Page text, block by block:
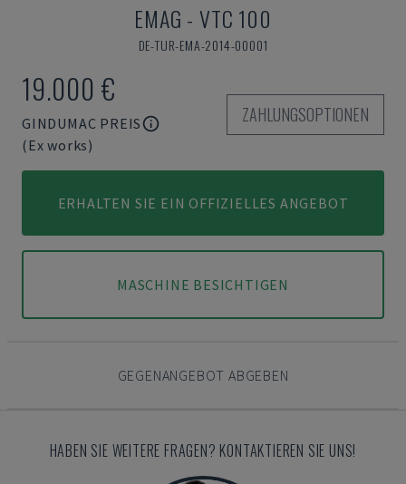
EMAG - VTC 100
DE-TUR-EMA-2014-00001
19.000 €
GINDUMAC PREIS
(Ex works)
ZAHLUNGSOPTIONEN
ERHALTEN SIE EIN OFFIZIELLES ANGEBOT
MASCHINE BESICHTIGEN
GEGENANGEBOT ABGEBEN
HABEN SIE WEITERE FRAGEN? KONTAKTIEREN SIE UNS!